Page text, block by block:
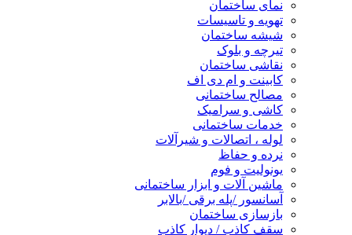
نمای ساختمان
تهویه و تاسیسات
شیشه ساختمان
تیرچه و بلوک
نقاشی ساختمان
کابینت و ام دی اف
مصالح ساختمانی
کاشی و سرامیک
خدمات ساختمانی
لوله ، اتصالات و شیرآلات
نرده و حفاظ
یونولیت و فوم
ماشین آلات و ابزار ساختمانی
آسانسور /پله برقی /بالابر
بازسازی ساختمان
سقف کاذب / دیوار کاذب